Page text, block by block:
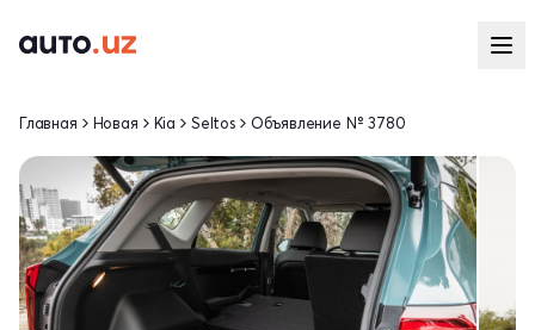
Главная Новая Kia Seltos Объявление № 3780